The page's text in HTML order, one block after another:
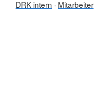
DRK intern Mitarbeiter